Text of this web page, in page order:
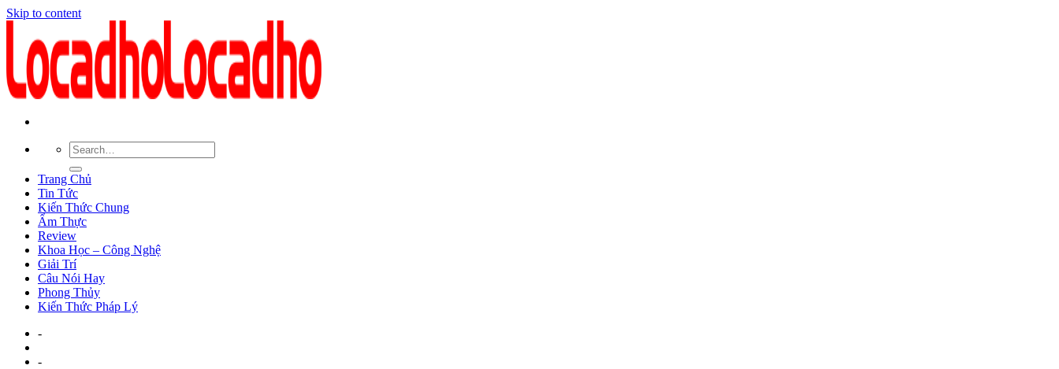
Skip to content
Trang Chủ
Tin Tức
Kiến Thức Chung
Ẩm Thực
Review
Khoa Học – Công Nghệ
Giải Trí
Câu Nói Hay
Phong Thủy
Kiến Thức Pháp Lý
-
-